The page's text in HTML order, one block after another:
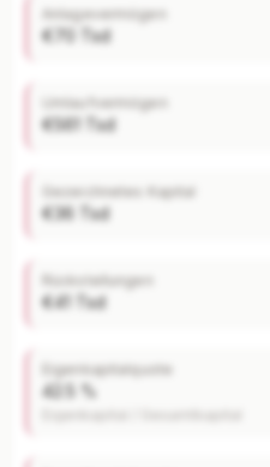
Anlagevermögen
€70 Tsd
Umlaufvermögen
€561 Tsd
Gezeichnetes Kapital
€36 Tsd
Rückstellungen
€41 Tsd
Eigenkapitalquote
42.5 %